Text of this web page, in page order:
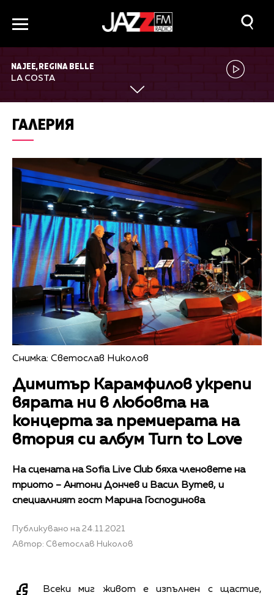
NAJEE, REGINA BELLE
LA COSTA
ГАЛЕРИЯ
Снимка: Светослав Николов
Димитър Карамфилов укрепи
вярата ни в любовта на
концерта за премиерата на
втория си албум Turn to Love
На сцената на Sofia Live Club бяха членовете на
триото – Антони Дончев и Васил Вутев, и
специалният гост Марина Господинова
Публикувано на 24.11.2021
Автор: Светослав Николов
Всеки миг живот е изпълнен с щастие,